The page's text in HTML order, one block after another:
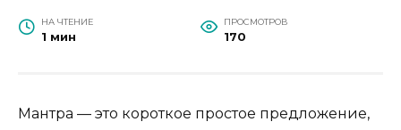
НА ЧТЕНИЕ
1 мин
ПРОСМОТРОВ
170
Мантра — это короткое простое предложение,